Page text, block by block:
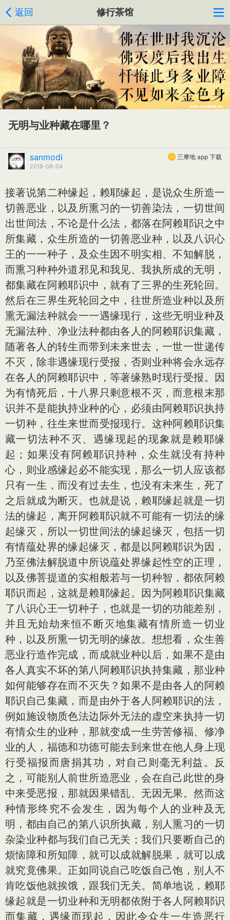
返回 修行茶馆
无明与业种藏在哪里？
三摩地 app 下载
sanmodi
2018-08-04
接著说第二种缘起，赖耶缘起，是说众生所造一
切善恶业，以及所熏习的一切善染法，一切世间
出世间法，不论是什么法，都落在阿赖耶识之中
所集藏，众生所造的一切善恶业种，以及八识心
王的一一种子，及众生因不明实相、不知解脱，
而熏习种种外道邪见和我见、我执所成的无明，
都集藏在阿赖耶识中，就有了三界的生死轮回。
然后在三界生死轮回之中，往世所造业种以及所
熏无漏法种就会一一遇缘现行，这些无明业种及
无漏法种、净业法种都由各人的阿赖耶识集藏，
随著各人的转生而带到未来世去，一世一世递传
不灭，除非遇缘现行受报，否则业种将会永远存
在各人的阿赖耶识中，等著缘熟时现行受报。因
为有情死后，十八界只剩意根不灭，而意根末那
识并不是能执持业种的心，必须由阿赖耶识执持
一切种，往生来世而受报现行。这种阿赖耶识集
藏一切法种不灭、遇缘现起的现象就是赖耶缘
起；如果没有阿赖耶识持种，众生就没有持种
心，则业感缘起必不能实现，那么一切人应该都
只有一生，而没有过去生，也没有未来生，死了
之后就成为断灭。也就是说，赖耶缘起就是一切
法的缘起，离开阿赖耶识就不可能有一切法的缘
起缘灭，所以一切世间法的缘起缘灭，包括一切
有情蕴处界的缘起缘灭，都是以阿赖耶识为因，
乃至佛法解脱道中所说蕴处界缘起性空的正理，
以及佛菩提道的实相般若与一切种智，都依阿赖
耶识而起，这就是赖耶缘起。因为阿赖耶识集藏
了八识心王一切种子，也就是一切的功能差别，
并且无始劫来恒不断灭地集藏有情所造一切业
种，以及所熏一切无明的缘故。想想看，众生善
恶业行造作完成，而成就业种以后，如果不是由
各人真实不坏的第八阿赖耶识执持集藏，那业种
如何能够存在而不灭失？如果不是由各人的阿赖
耶识自己集藏，而是由外于各人阿赖耶识的法，
例如施设物质色法边际外无法的虚空来执持一切
有情众生的业种，那就变成一生劳苦修福、修净
业的人，福德和功德可能去到来世在他人身上现
行受福报而唐捐其功，对自己则毫无利益。反
之，可能别人前世所造恶业，会在自己此世的身
中来受恶报，那就因果错乱、无因无果。然而这
种情形终究不会发生，因为每个人的业种及无
明，都由自己的第八识所执藏，别人熏习的一切
杂染业种都与我们自己无关；我们只要断自己的
烦恼障和所知障，就可以成就解脱果，就可以成
就究竟佛果。正如同说自己吃饭自己饱，别人不
肯吃饭他就挨饿，跟我们无关。简单地说，赖耶
缘起就是一切业种和无明都依附于各人阿赖耶识
而集藏，遇缘而现起，因此令众生一生造恶行